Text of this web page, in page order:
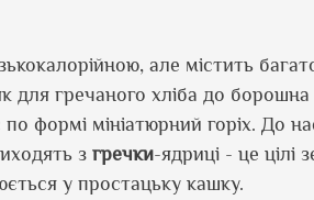
але містить
для гречаного хліба до борошна
по формі мініатюрний горіх. До
з гречки-ядриці - це цілі
у простацьку кашку.